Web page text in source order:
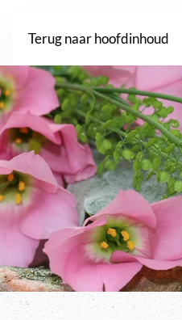
Terug naar hoofdinhoud